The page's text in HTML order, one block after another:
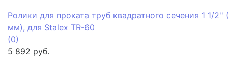
Ролики для проката труб квадратного сечения 1 1/2''
мм), для Stalex TR-60
(0)
5 892 руб.